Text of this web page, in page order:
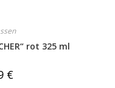
rot 325 ml
€